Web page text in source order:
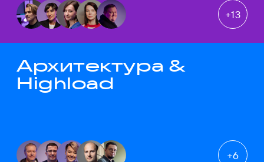
+13
Архитектура &
Highload
+6